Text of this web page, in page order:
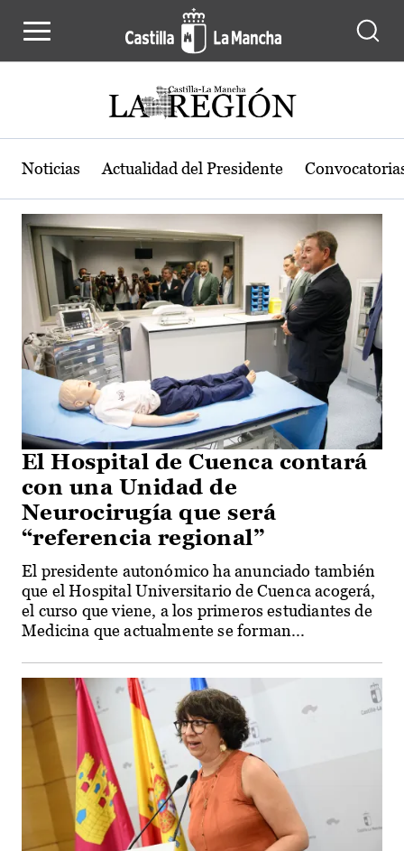
Actualidad de la región de Castilla-
Noticias Actualidad del Presidente
El Hospital de Cuenca contará
con una Unidad de
Neurocirugía que será
“referencia regional”
El presidente autonómico ha anunciado también
que el Hospital Universitario de Cuenca acogerá,
el curso que viene, a los primeros estudiantes de
Medicina que actualmente se forman...